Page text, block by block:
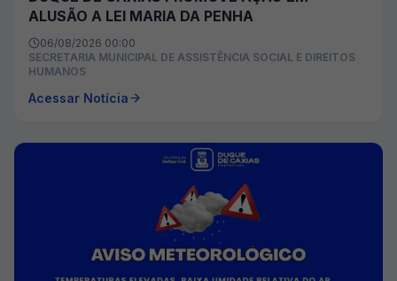
ALUSÃO A LEI MARIA DA PENHA
06/08/2026 00:00
SECRETARIA MUNICIPAL DE ASSISTÊNCIA SOCIAL E DIREITOS
HUMANOS
Acessar Notícia